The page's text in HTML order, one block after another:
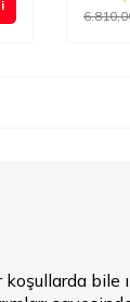
bile